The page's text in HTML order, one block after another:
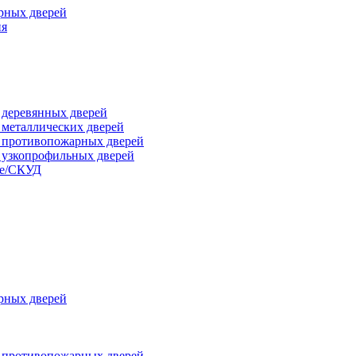
дверей
дверей
дверей
дверей
дверей
СКУД
дверей